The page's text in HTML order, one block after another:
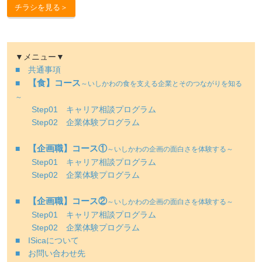
チラシを見る＞
▼メニュー▼
■ 共通事項
■
【食】コース ～いしかわの食を支える企業とそのつながりを知る
～
Step01 キャリア相談プログラム
Step02 企業体験プログラム
■ 【企画職】コース①～いしかわの企画の面白さを体験する～
Step01 キャリア相談プログラム
Step02 企業体験プログラム
■ 【企画職】コース②～いしかわの企画の面白さを体験する～
Step01 キャリア相談プログラム
Step02 企業体験プログラム
■ ISicaについて
■ お問い合わせ先